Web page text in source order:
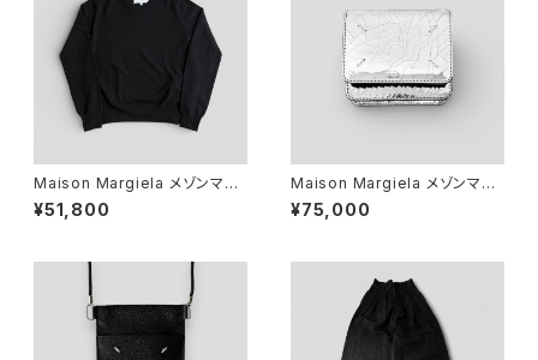
Maison Margiela メゾンマル
ジェラ ウール クルーネック セー
ター ブラック M S51HA1150 S
¥51,800
Maison Margiela メゾンマル
ジェラ チェーンウォレット スモ
ール ブロークンミラー シルバー
¥75,000